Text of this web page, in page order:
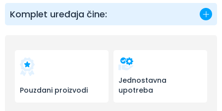
Komplet uređaja čine:
Pouzdani proizvodi
Jednostavna
upotreba